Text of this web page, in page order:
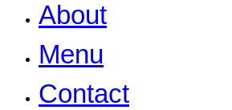
About
Menu
Contact